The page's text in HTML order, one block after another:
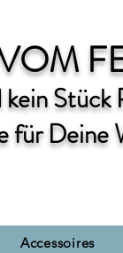
Stück
für Deine
Accessoires